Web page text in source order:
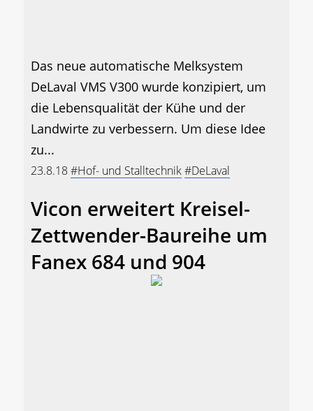
Das neue automatische Melksystem
DeLaval VMS V300 wurde konzipiert, um
die Lebensqualität der Kühe und der
Landwirte zu verbessern. Um diese Idee
zu...
23.8.18#Hof- und Stalltechnik#DeLaval
Vicon erweitert Kreisel-
Zettwender-Baureihe um
Fanex 684 und 904